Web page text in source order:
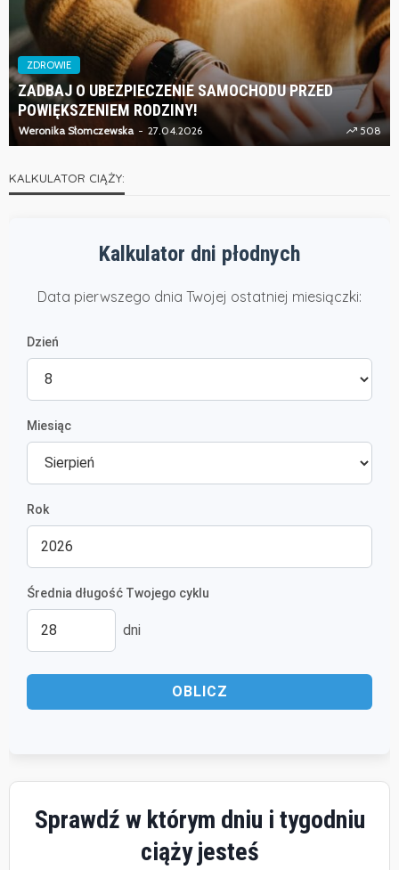
ZDROWIE
ZADBAJ O UBEZPIECZENIE SAMOCHODU PRZED
POWIĘKSZENIEM RODZINY!
Weronika Słomczewska 27.04.2026 508
KALKULATOR CIĄŻY:
Kalkulator dni płodnych
Data pierwszego dnia Twojej ostatniej miesiączki:
Dzień
Miesiąc
Rok
Średnia długość Twojego cyklu
dni
OBLICZ
Sprawdź w którym dniu i tygodniu
ciąży jesteś